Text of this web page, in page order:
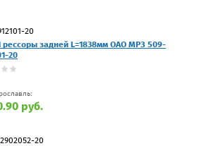
20
рессоры задней L=1838мм ОАО МРЗ 509-
20
руб.
20